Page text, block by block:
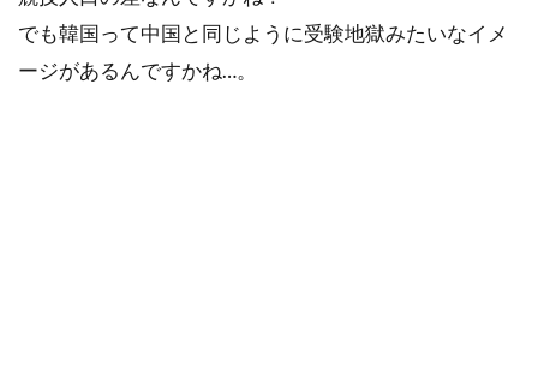
でも韓国って中国と同じように受験地獄みたいなイメ
ージがあるんですかね…。